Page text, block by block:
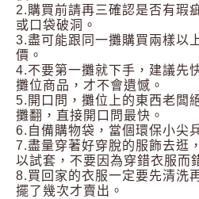
2.購買前請再三確認是否有瑕
或口袋破洞。
3.盡可能跟同一攤購買兩樣以
價。
4.不要第一攤就下手，建議先
攤位商品，才不會遺憾。
5.開口問，攤位上的東西老闆
攤翻，直接開口問最快。
6.自備購物袋，當個環保小尖
7.盡量穿著好穿脫的服飾去逛
以試套，不要因為穿錯衣服而
8.買回家的衣服一定要先清洗
擺了幾次才賣出。